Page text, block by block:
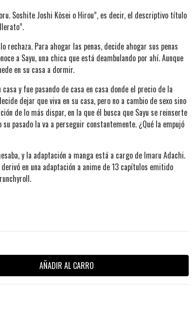
Soshite Joshi Kōsei o Hirou”, es decir, el descriptivo título
Para ahogar las penas, decide ahogar sus penas
a Sayu, una chica que está deambulando por ahí. Aunque
en su casa a dormir.
y fue pasando de casa en casa donde el precio de la
dejar que viva en su casa, pero no a cambio de sexo sino
de lo más dispar, en la que él busca que Sayu se reinserte
pasado la va a perseguir constantemente. ¿Qué la empujó
y la adaptación a manga está a cargo de Imaru Adachi.
en una adaptación a anime de 13 capítulos emitido